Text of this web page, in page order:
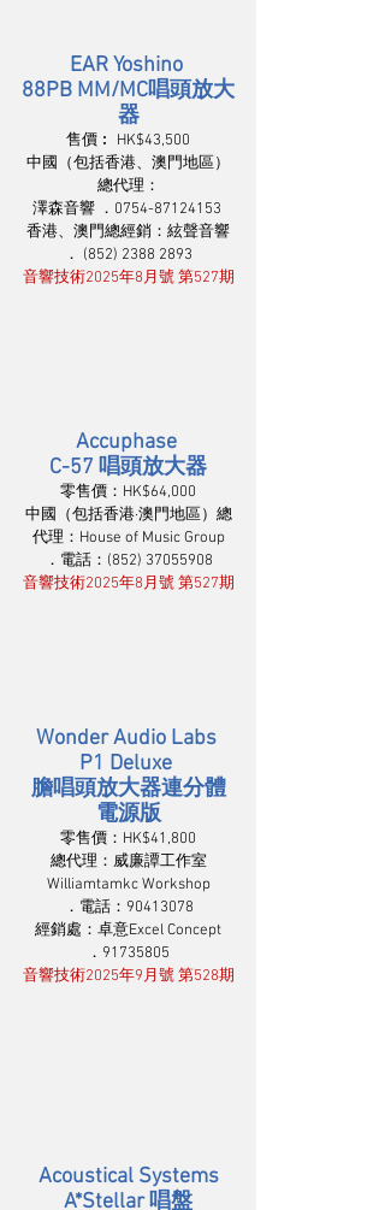
EAR Yoshino
88PB MM/MC唱頭放大
器
售價︰ HK$43,500
中國（包括香港、澳門地區）
總代理：
澤森音響 ．0754-87124153
香港、澳門總經銷：絃聲音響
． (852) 2388 2893
音響技術2025年8月號 第527期
Accuphase
C-57 唱頭放大器
零售價：HK$64,000
中國（包括香港·澳門地區）總
代理：House of Music Group
．電話：(852) 37055908
音響技術2025年8月號 第527期
Wonder Audio Labs
P1 Deluxe
膽唱頭放大器連分體
電源版
零售價：HK$41,800
總代理：威廉譚工作室
Williamtamkc Workshop
．電話：90413078
經銷處：卓意Excel Concept
．91735805
音響技術2025年9月號 第528期
Acoustical Systems
A*Stellar 唱盤